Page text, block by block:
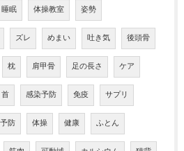
睡眠 体操教室 姿勢
ズレ めまい 吐き気 後頭骨
枕 肩甲骨 足の長さ ケア
首 感染予防 免疫 サプリ
予防 体操 健康 ふとん